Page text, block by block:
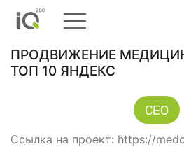
ПРОДВИЖЕНИЕ
ТОП 10 ЯНДЕКС
СЕО
Ссылка на проект: https://